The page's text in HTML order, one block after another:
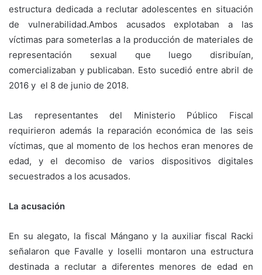
estructura dedicada a reclutar adolescentes en situación
de vulnerabilidad.Ambos acusados explotaban a las
víctimas para someterlas a la producción de materiales de
representación sexual que luego disribuían,
comercializaban y publicaban. Esto sucedió entre abril de
2016 y el 8 de junio de 2018.
Las representantes del Ministerio Público Fiscal
requirieron además la reparación económica de las seis
víctimas, que al momento de los hechos eran menores de
edad, y el decomiso de varios dispositivos digitales
secuestrados a los acusados.
La acusación
En su alegato, la fiscal Mángano y la auxiliar fiscal Racki
señalaron que Favalle y Ioselli montaron una estructura
destinada a reclutar a diferentes menores de edad en